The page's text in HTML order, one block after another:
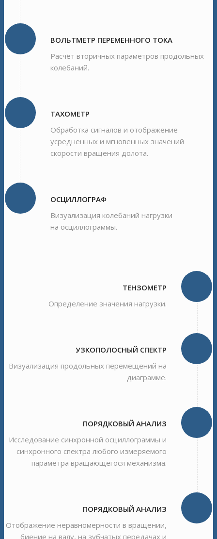
ВОЛЬТМЕТР ПЕРЕМЕННОГО ТОКА
Расчёт вторичных параметров продольных
колебаний.
ТАХОМЕТР
Обработка сигналов и отображение
усредненных и мгновенных значений
скорости вращения долота.
ОСЦИЛЛОГРАФ
Визуализация колебаний нагрузки
на осциллограммы.
ТЕНЗОМЕТР
Определение значения нагрузки.
УЗКОПОЛОСНЫЙ СПЕКТР
Визуализация продольных перемещений на
диаграмме.
ПОРЯДКОВЫЙ АНАЛИЗ
Исследование синхронной осциллограммы и
синхронного спектра любого измеряемого
параметра вращающегося механизма.
ПОРЯДКОВЫЙ АНАЛИЗ
Отображение неравномерности в вращении,
биение на валу, на зубчатых передачах и